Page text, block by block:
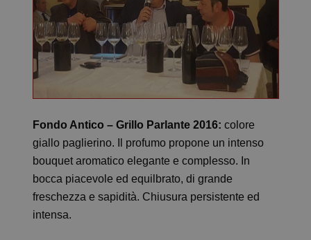
Fondo Antico – Grillo Parlante 2016: colore
giallo paglierino. Il profumo propone un intenso
bouquet aromatico elegante e complesso. In
bocca piacevole ed equilbrato, di grande
freschezza e sapidità. Chiusura persistente ed
intensa.